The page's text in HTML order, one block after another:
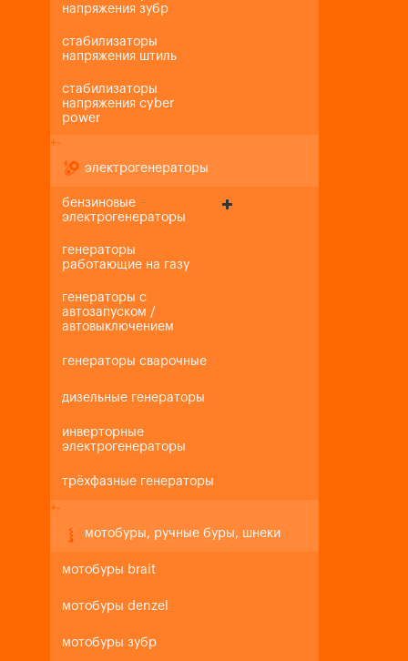
напряжения зубр
стабилизаторы
напряжения штиль
стабилизаторы
напряжения cyber
power
+-
электрогенераторы
бензиновые
электрогенераторы
генераторы
работающие на газу
генераторы с
автозапуском /
автовыключением
генераторы сварочные
дизельные генераторы
инверторные
электрогенераторы
трёхфазные генераторы
+-
мотобуры, ручные буры, шнеки
мотобуры brait
мотобуры denzel
мотобуры зубр